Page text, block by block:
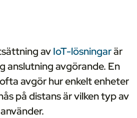
avIoT-lösningarär
anslutning avgörande. En
avgör hur enkelt enheter
på distans är vilken typ av